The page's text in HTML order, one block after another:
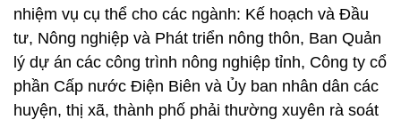
nhiệm vụ cụ thể cho các ngành: Kế hoạch và Đầu
tư, Nông nghiệp và Phát triển nông thôn, Ban Quản
lý dự án các công trình nông nghiệp tỉnh, Công ty cổ
phần Cấp nước Điện Biên và Ủy ban nhân dân các
huyện, thị xã, thành phố phải thường xuyên rà soát